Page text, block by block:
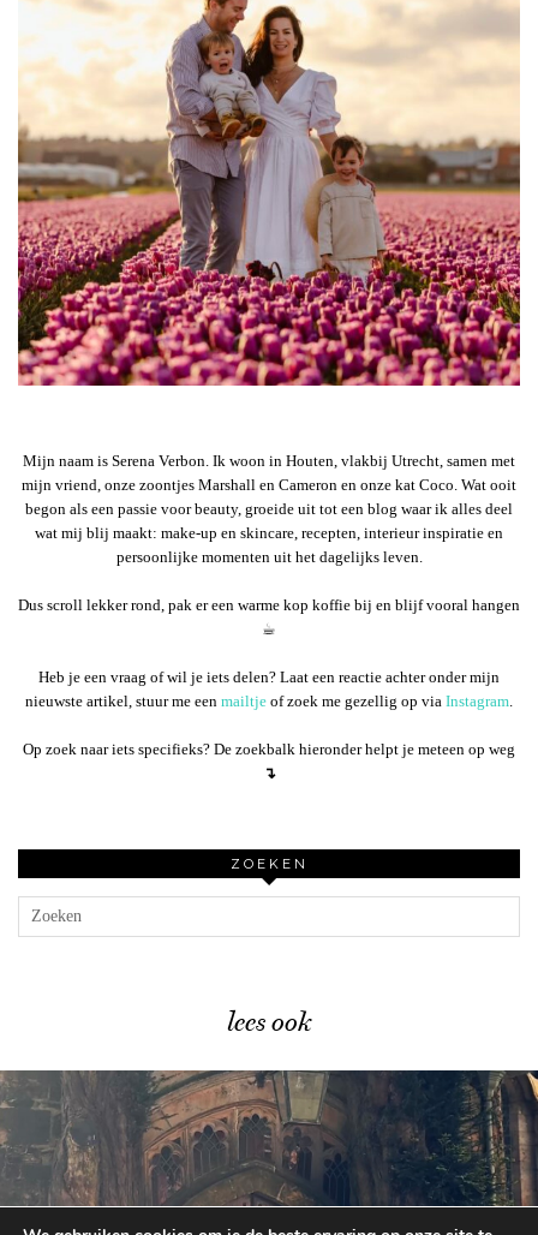
Mijn naam is Serena Verbon. Ik woon in Houten, vlakbij Utrecht, samen met
mijn vriend, onze zoontjes Marshall en Cameron en onze kat Coco. Wat ooit
begon als een passie voor beauty, groeide uit tot een blog waar ik alles deel
wat mij blij maakt: make-up en skincare, recepten, interieur inspiratie en
persoonlijke momenten uit het dagelijks leven.
Dus scroll lekker rond, pak er een warme kop koffie bij en blijf vooral hangen
☕︎
Heb je een vraag of wil je iets delen? Laat een reactie achter onder mijn
nieuwste artikel, stuur me een mailtje of zoek me gezellig op via Instagram.
Op zoek naar iets specifieks? De zoekbalk hieronder helpt je meteen op weg
↴
ZOEKEN
lees ook